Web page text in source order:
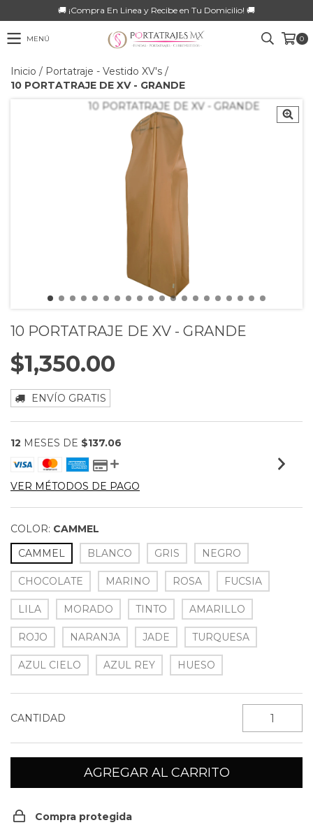
🚚 ¡Compra En Linea y Recibe en Tu Domicilio! 🚚
MENÚ 0
Inicio / Portatraje - Vestido XV's /
10 PORTATRAJE DE XV - GRANDE
10 PORTATRAJE DE XV - GRANDE
$1,350.00
ENVÍO GRATIS
12 MESES DE $137.06
VER MÉTODOS DE PAGO
COLOR: CAMMEL
CAMMEL
BLANCO GRIS NEGRO
CHOCOLATE MARINO ROSA FUCSIA
LILA MORADO TINTO AMARILLO
ROJO NARANJA JADE TURQUESA
AZUL CIELO AZUL REY HUESO
CANTIDAD
Compra protegida